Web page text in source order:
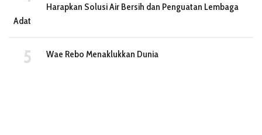
Harapkan Solusi Air Bersih dan Penguatan Lembaga
Adat
Wae Rebo Menaklukkan Dunia